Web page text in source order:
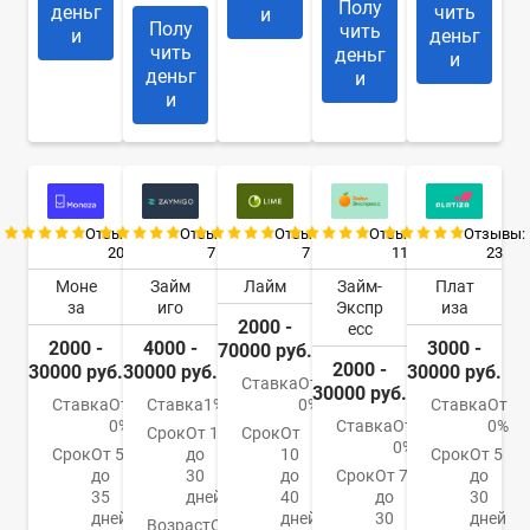
деньг
и
Полу
чить
деньг
и
и
Полу
чить
деньг
и
чить
деньг
и
Отзывы:
20
Моне
за
2000 -
30000 руб.
СтавкаОт
0%
СрокОт 5
до
35
дней
Отзывы:
7
Займ
иго
4000 -
30000 руб.
Ставка1%
СрокОт 1
до
30
дней
ВозрастОт
Отзывы:
7
Лайм
2000 -
70000 руб.
СтавкаОт
0%
СрокОт
10
до
40
дней
Отзывы:
11
Займ-
Экспр
есс
2000 -
30000 руб.
СтавкаОт
0%
СрокОт 7
до
30
Отзывы:
23
Плат
иза
3000 -
30000 руб.
СтавкаОт
0%
СрокОт 5
до
30
дней